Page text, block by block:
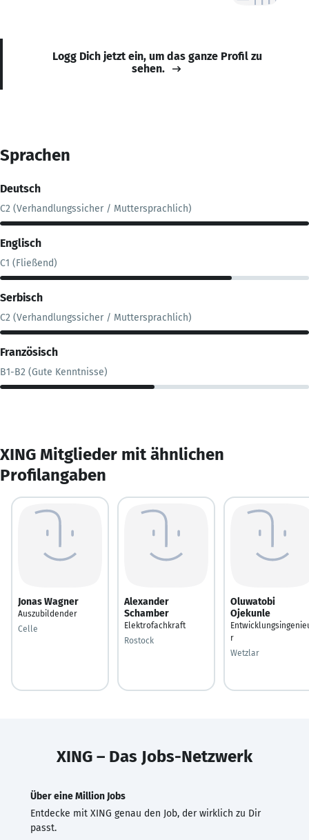
Logg Dich jetzt ein, um das ganze Profil zu
sehen.
Sprachen
Deutsch
C2 (Verhandlungssicher / Muttersprachlich)
Englisch
C1 (Fließend)
Serbisch
C2 (Verhandlungssicher / Muttersprachlich)
Französisch
B1-B2 (Gute Kenntnisse)
XING Mitglieder mit ähnlichen
Profilangaben
Jonas Wagner
Auszubildender
Celle
Alexander
Schamber
Elektrofachkraft
Rostock
Oluwatobi
Ojekunle
r
Wetzlar
XING – Das Jobs-Netzwerk
Über eine Million Jobs
Entdecke mit XING genau den Job, der wirklich zu Dir
passt.